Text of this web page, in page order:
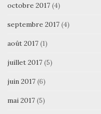
octobre 2017 (4)
septembre 2017 (4)
août 2017 (1)
juillet 2017 (5)
juin 2017 (6)
mai 2017 (5)